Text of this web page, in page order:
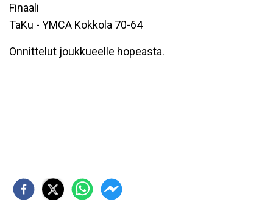
Finaali
TaKu - YMCA Kokkola 70-64
Onnittelut joukkueelle hopeasta.